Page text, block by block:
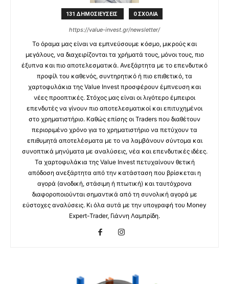
131 ΔΗΜΟΣΙΕΥΣΕΙΣ 0 ΣΧΟΛΙΑ
https://value-invest.gr/newsletter/
Το όραμα μας είναι να εμπνεύσουμε κόσμο, μικρούς και
μεγάλους, να διαχειρίζονται τα χρήματά τους, μόνοι τους, πιο
έξυπνα και πιο αποτελεσματικά. Ανεξάρτητα με το επενδυτικό
προφίλ του καθενός, συντηρητικό ή πιο επιθετικό, τα
χαρτοφυλάκια της Value Invest προσφέρουν έμπνευση και
νέες προοπτικές. Στόχος μας είναι οι λιγότερο έμπειροι
επενδυτές να γίνουν πιο αποτελεσματικοί και επιτυχημένοι
στο χρηματιστήριο. Καθώς επίσης οι Traders που διαθέτουν
περιοριμένο χρόνο για το χρηματιστήριο να πετύχουν τα
επιθυμητά αποτελέσματα με το να λαμβάνουν σύντομα και
συνοπτικά μηνύματα με αναλύσεις, νέα και επενδυτικές ιδέες.
Τα χαρτοφυλάκια της Value Invest πετυχαίνουν θετική
απόδοση ανεξάρτητα από την κατάσταση που βρίσκεται η
αγορά (ανοδική, στάσιμη ή πτωτική) και ταυτόχρονα
διαφοροποιούνται σημαντικά από τη συνολική αγορά με
εύστοχες αναλύσεις. Κι όλα αυτά με την υπογραφή του Money
Expert-Trader, Γιάννη Λαμπρίδη.